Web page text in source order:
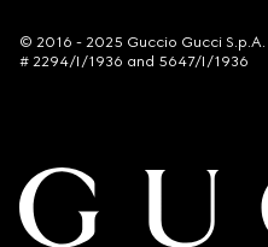
© 2016 - 2025 Guccio Gucci
# 2294/I/1936 and 5647/I/1936